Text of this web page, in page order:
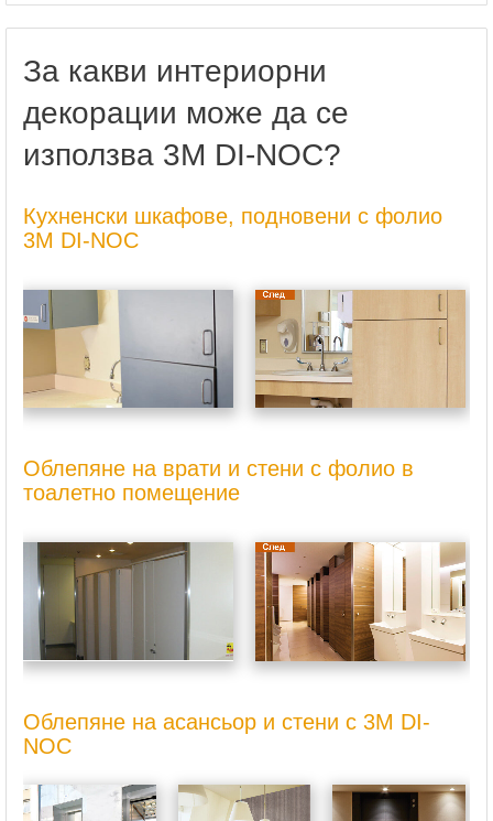
За какви интериорни
декорации може да се
използва 3M DI-NOC?
Кухненски шкафове, подновени с фолио
3M DI-NOC
Облепяне на врати и стени с фолио в
тоалетно помещение
Облепяне на асансьор и стени с 3M DI-
NOC